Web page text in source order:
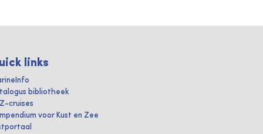
links
bibliotheek
cruises
voor Kust en Zee